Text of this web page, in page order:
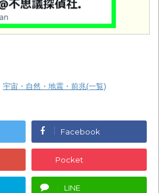
宇宙・自然・地震・前兆(一覧)
Facebook
Pocket
LINE